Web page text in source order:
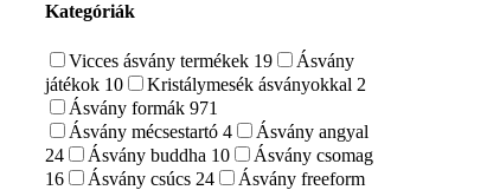
Kategóriák
Vicces ásvány termékek 19
Ásvány
játékok 10 Kristálymesék ásványokkal 2
Ásvány formák 971
Ásvány mécsestartó 4
Ásvány angyal
24
Ásvány buddha 10
Ásvány csomag
16
Ásvány csúcs 24
Ásvány freeform